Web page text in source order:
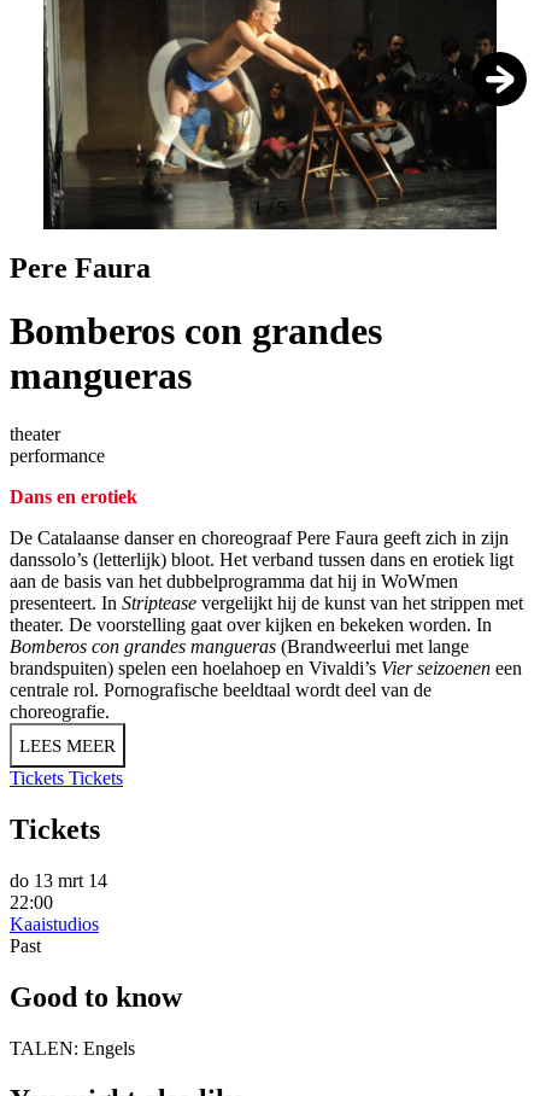
1 / 5
Pere Faura
Bomberos con grandes
mangueras
theater
performance
Dans en erotiek
De Catalaanse danser en choreograaf Pere Faura geeft zich in zijn
danssolo’s (letterlijk) bloot. Het verband tussen dans en erotiek ligt
aan de basis van het dubbelprogramma dat hij in WoWmen
presenteert. In Striptease vergelijkt hij de kunst van het strippen met
theater. De voorstelling gaat over kijken en bekeken worden. In
Bomberos con grandes mangueras (Brandweerlui met lange
brandspuiten) spelen een hoelahoep en Vivaldi’s Vier seizoenen een
centrale rol. Pornografische beeldtaal wordt deel van de
choreografie.
LEES MEER
Tickets Tickets
Tickets
do 13 mrt 14
22:00
Kaaistudios
Past
Good to know
TALEN: Engels